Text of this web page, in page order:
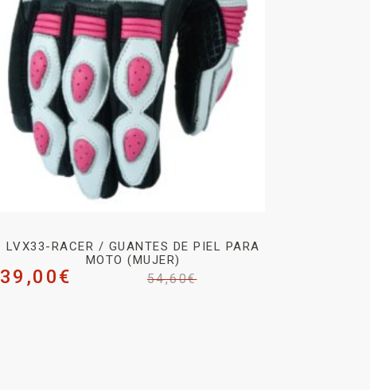
LVX33-RACER / GUANTES DE PIEL PARA
MOTO (MUJER)
54,60€
39,00€